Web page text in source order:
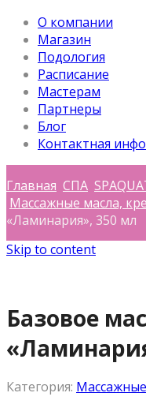
О компании
Магазин
Подология
Расписание
Мастерам
Партнеры
Блог
Контактная
Главная СПА
Массажные масла,
«Ламинария», 350 мл
Skip to content
Базовое
Категория: